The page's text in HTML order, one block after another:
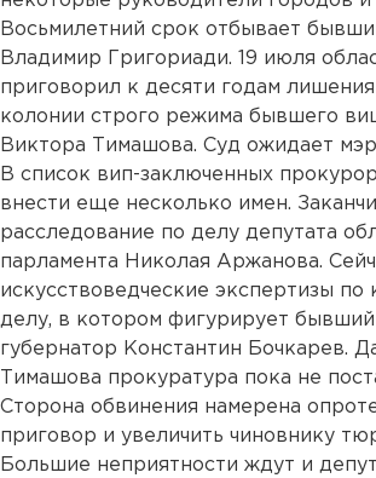
Восьмилетний срок отбывает
Владимир Григориади. 19 июля
приговорил к десяти годам
колонии строго режима бывшего
Виктора Тимашова. Суд ожидает
В список вип-заключенных
внести еще несколько имен.
расследование по делу депутата
парламента Николая Аржанова.
искусствоведческие экспертизы по
делу, в котором фигурирует
губернатор Константин Бочкарев.
Тимашова прокуратура пока не
Сторона обвинения намерена
приговор и увеличить чиновнику
Большие неприятности ждут и